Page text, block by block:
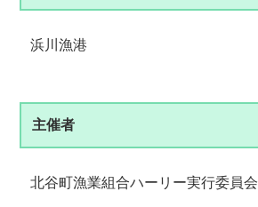
浜川漁港
主催者
北谷町漁業組合ハーリー実行委員会